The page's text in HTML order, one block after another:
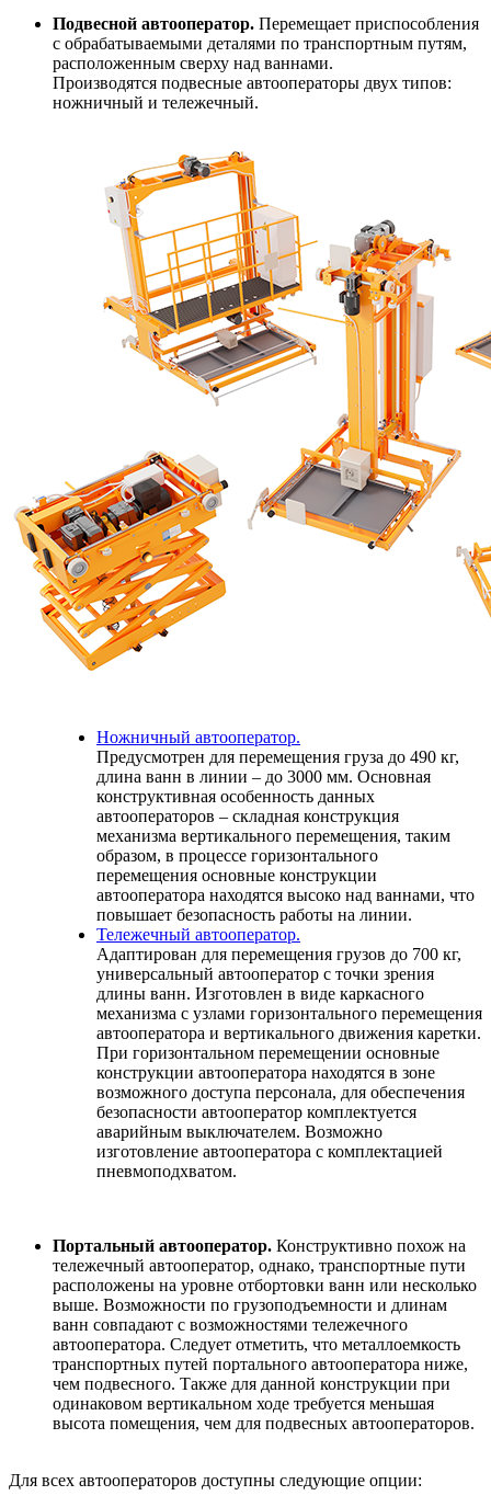
Подвесной автооператор. Перемещает приспособления
с обрабатываемыми деталями по транспортным путям,
расположенным сверху над ваннами.
Производятся подвесные автооператоры двух типов:
ножничный и тележечный.
Ножничный автооператор.
Предусмотрен для перемещения груза до 490 кг,
длина ванн в линии – до 3000 мм. Основная
конструктивная особенность данных
автооператоров – складная конструкция
механизма вертикального перемещения, таким
образом, в процессе горизонтального
перемещения основные конструкции
автооператора находятся высоко над ваннами, что
повышает безопасность работы на линии.
Тележечный автооператор.
Адаптирован для перемещения грузов до 700 кг,
универсальный автооператор с точки зрения
длины ванн. Изготовлен в виде каркасного
механизма с узлами горизонтального перемещения
автооператора и вертикального движения каретки.
При горизонтальном перемещении основные
конструкции автооператора находятся в зоне
возможного доступа персонала, для обеспечения
безопасности автооператор комплектуется
аварийным выключателем. Возможно
изготовление автооператора с комплектацией
пневмоподхватом.
Портальный автооператор. Конструктивно похож на
тележечный автооператор, однако, транспортные пути
расположены на уровне отбортовки ванн или несколько
выше. Возможности по грузоподъемности и длинам
ванн совпадают с возможностями тележечного
автооператора. Следует отметить, что металлоемкость
транспортных путей портального автооператора ниже,
чем подвесного. Также для данной конструкции при
одинаковом вертикальном ходе требуется меньшая
высота помещения, чем для подвесных автооператоров.
Для всех автооператоров доступны следующие опции: